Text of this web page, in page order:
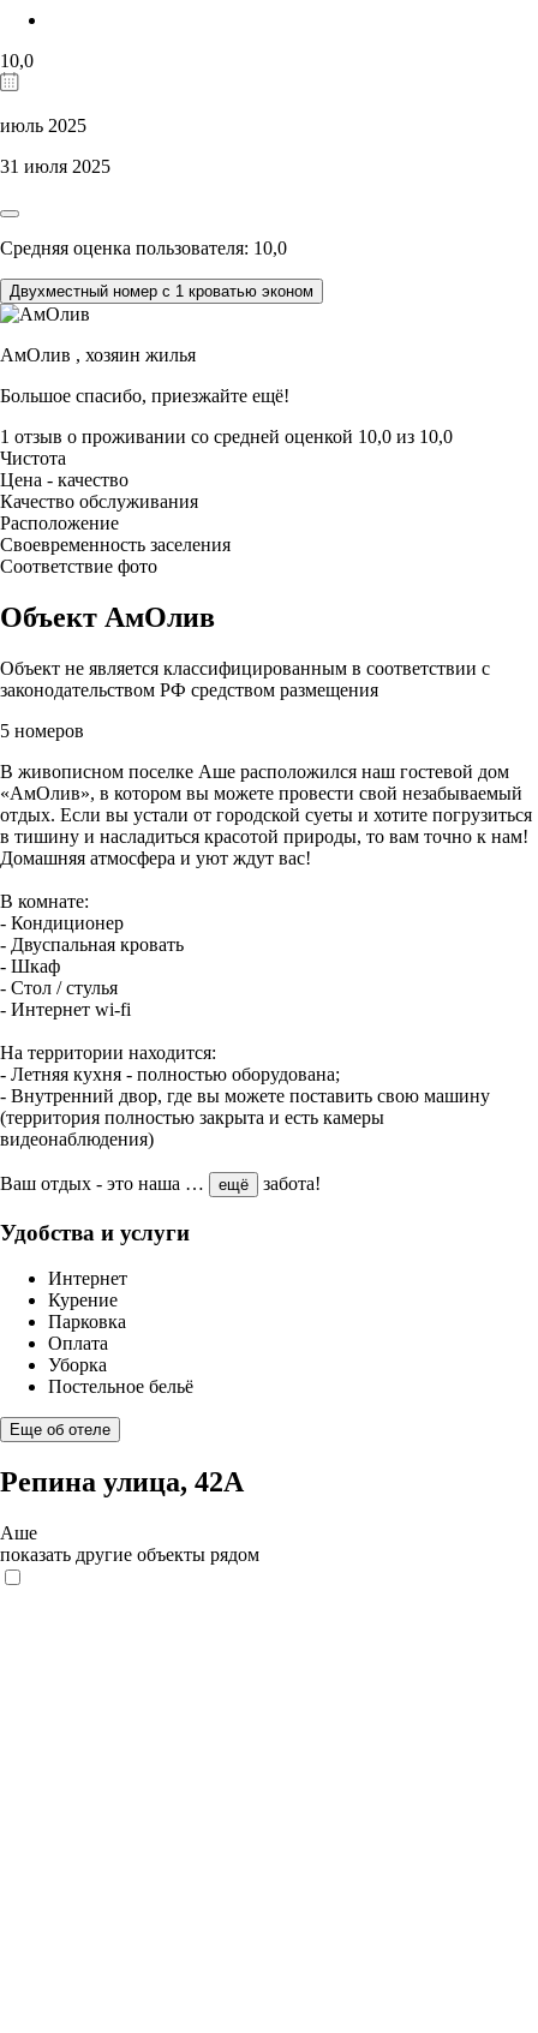
10,0
июль 2025
31 июля 2025
Средняя оценка пользователя: 10,0
Двухместный номер с 1 кроватью эконом
АмОлив , хозяин жилья
Большое спасибо, приезжайте ещё!
1 отзыв о проживании со средней оценкой 10,0 из 10,0
Чистота
Цена - качество
Качество обслуживания
Расположение
Своевременность заселения
Соответствие фото
Объект АмОлив
Объект не является классифицированным в соответствии с
законодательством РФ средством размещения
5 номеров
В живописном поселке Аше расположился наш гостевой дом
«АмОлив», в котором вы можете провести свой незабываемый
отдых. Если вы устали от городской суеты и хотите погрузиться
в тишину и насладиться красотой природы, то вам точно к нам!
Домашняя атмосфера и уют ждут вас!
В комнате:
- Кондиционер
- Двуспальная кровать
- Шкаф
- Стол / стулья
- Интернет wi-fi
На территории находится:
- Летняя кухня - полностью оборудована;
- Внутренний двор, где вы можете поставить свою машину
(территория полностью закрыта и есть камеры
видеонаблюдения)
Ваш отдых - это наша … ещё забота!
Удобства и услуги
Интернет
Курение
Парковка
Оплата
Уборка
Постельное бельё
Еще об отеле
Репина улица, 42А
Аше
показать другие объекты рядом